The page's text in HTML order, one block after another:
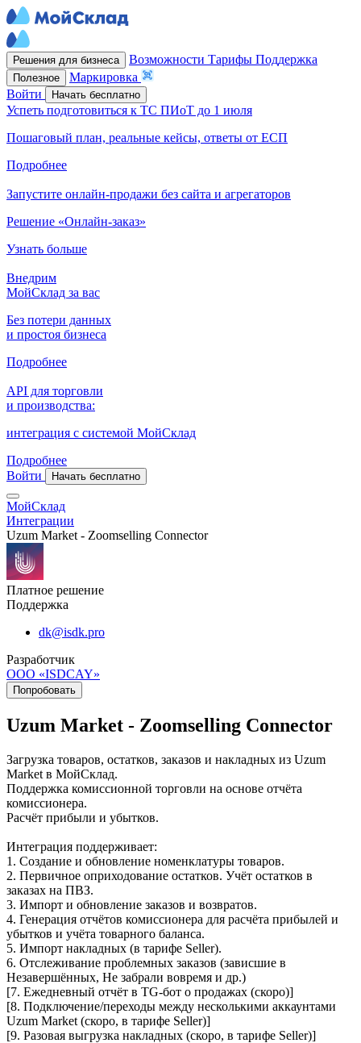
Решения для бизнеса Возможности Тарифы Поддержка
Полезное
Маркировка
Войти
Начать бесплатно
Успеть подготовиться к ТС ПИоТ до 1 июля
Пошаговый план, реальные кейсы, ответы от ЕСП
Подробнее
Запустите онлайн-продажи без сайта и агрегаторов
Решение «Онлайн-заказ»
Узнать больше
Внедрим
МойСклад за вас
Без потери данных
и простоя бизнеса
Подробнее
API для торговли
и производства:
интеграция с системой МойСклад
Подробнее
Войти
Начать бесплатно
МойСклад
Интеграции
Uzum Market - Zoomselling Connector
Платное решение
Поддержка
dk@isdk.pro
Разработчик
ООО «ISDCAY»
Попробовать
Uzum Market - Zoomselling Connector
Загрузка товаров, остатков, заказов и накладных из Uzum
Market в МойСклад.
Поддержка комиссионной торговли на основе отчёта
комиссионера.
Расчёт прибыли и убытков.
Интеграция поддерживает:
1. Создание и обновление номенклатуры товаров.
2. Первичное оприходование остатков. Учёт остатков в
заказах на ПВЗ.
3. Импорт и обновление заказов и возвратов.
4. Генерация отчётов комиссионера для расчёта прибылей и
убытков и учёта товарного баланса.
5. Импорт накладных (в тарифе Seller).
6. Отслеживание проблемных заказов (зависшие в
Незавершённых, Не забрали вовремя и др.)
[7. Ежедневный отчёт в TG-бот о продажах (скоро)]
[8. Подключение/переходы между несколькими аккаунтами
Uzum Market (скоро, в тарифе Seller)]
[9. Разовая выгрузка накладных (скоро, в тарифе Seller)]